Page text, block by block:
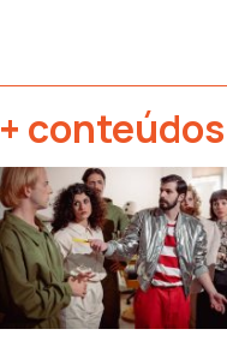
+ conteúdos
‹